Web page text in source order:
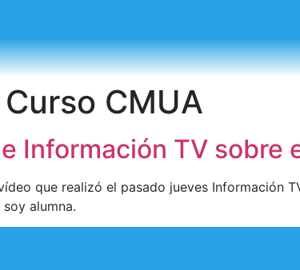
Curso CMUA
Información TV sobre
que realizó el pasado jueves Información
alumna.